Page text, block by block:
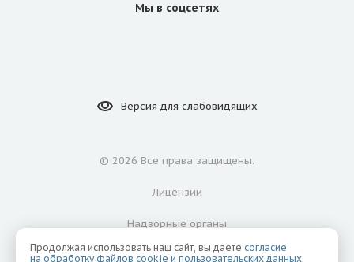
Мы в соцсетях
Версия для слабовидящих
© 2026 Все права защищены.
Лицензии
Надзорные органы
Политика конфиденциальности
Продолжая использовать наш сайт, вы даете согласие
на обработку файлов cookie и пользовательских данных: